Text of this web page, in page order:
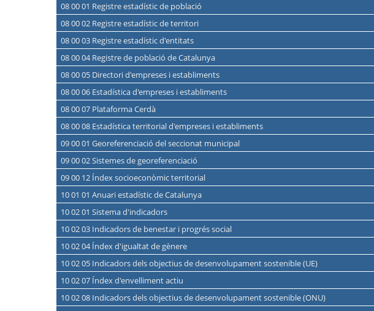
08 00 01 Registre estadístic de població
08 00 02 Registre estadístic de territori
08 00 03 Registre estadístic d'entitats
08 00 04 Registre de població de Catalunya
08 00 05 Directori d'empreses i establiments
08 00 06 Estadística d'empreses i establiments
08 00 07 Plataforma Cerdà
08 00 08 Estadística territorial d'empreses i establiments
09 00 01 Georeferenciació del seccionat municipal
09 00 02 Sistemes de georeferenciació
09 00 12 Índex socioeconòmic territorial
10 01 01 Anuari estadístic de Catalunya
10 02 01 Sistema d'indicadors
10 02 03 Indicadors de benestar i progrés social
10 02 04 Índex d'igualtat de gènere
10 02 05 Indicadors dels objectius de desenvolupament sostenible (UE)
10 02 07 Índex d'envelliment actiu
10 02 08 Indicadors dels objectius de desenvolupament sostenible (ONU)